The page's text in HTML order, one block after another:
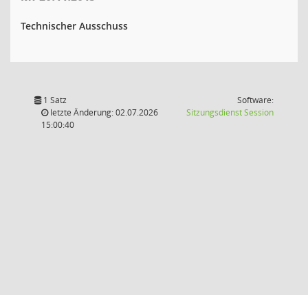
Technischer Ausschuss
1 Satz
letzte Änderung: 02.07.2026
15:00:40
Software:
SitzungsdienstSession(Wird in